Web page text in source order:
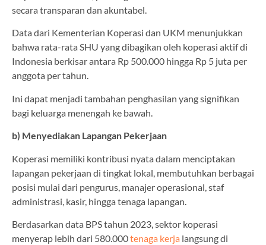
secara transparan dan akuntabel.
Data dari Kementerian Koperasi dan UKM menunjukkan
bahwa rata-rata SHU yang dibagikan oleh koperasi aktif di
Indonesia berkisar antara Rp 500.000 hingga Rp 5 juta per
anggota per tahun.
Ini dapat menjadi tambahan penghasilan yang signifikan
bagi keluarga menengah ke bawah.
b) Menyediakan Lapangan Pekerjaan
Koperasi memiliki kontribusi nyata dalam menciptakan
lapangan pekerjaan di tingkat lokal, membutuhkan berbagai
posisi mulai dari pengurus, manajer operasional, staf
administrasi, kasir, hingga tenaga lapangan.
Berdasarkan data BPS tahun 2023, sektor koperasi
menyerap lebih dari 580.000tenaga kerja langsung di